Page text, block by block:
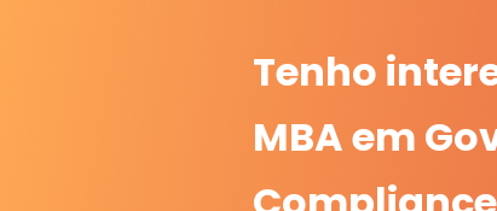
Tenho
MBA em